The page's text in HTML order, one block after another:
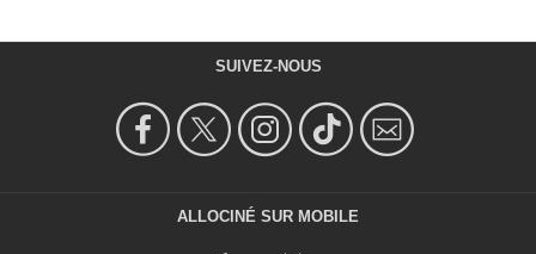
SUIVEZ-NOUS
ALLOCINÉ SUR MOBILE